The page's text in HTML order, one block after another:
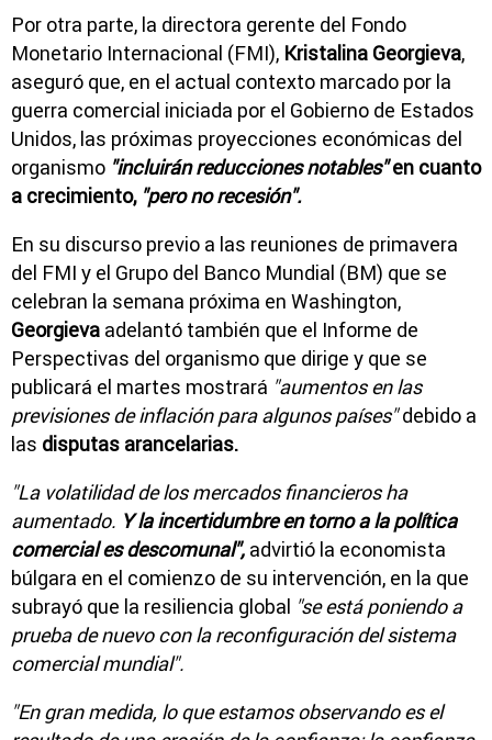
Por otra parte, la directora gerente del Fondo
Monetario Internacional (FMI), Kristalina Georgieva,
aseguró que, en el actual contexto marcado por la
guerra comercial iniciada por el Gobierno de Estados
Unidos, las próximas proyecciones económicas del
organismo "incluirán reducciones notables"en cuanto
a crecimiento,"pero no recesión".
En su discurso previo a las reuniones de primavera
del FMI y el Grupo del Banco Mundial (BM) que se
celebran la semana próxima en Washington,
Georgieva adelantó también que el Informe de
Perspectivas del organismo que dirige y que se
publicará el martes mostrará "aumentos en las
previsiones de inflación para algunos países"debido a
las disputas arancelarias.
"La volatilidad de los mercados financieros ha
aumentado. Y la incertidumbre en torno a la política
comercial es descomunal", advirtió la economista
búlgara en el comienzo de su intervención, en la que
subrayó que la resiliencia global "se está poniendo a
prueba de nuevo con la reconfiguración del sistema
comercial mundial".
"En gran medida, lo que estamos observando es el